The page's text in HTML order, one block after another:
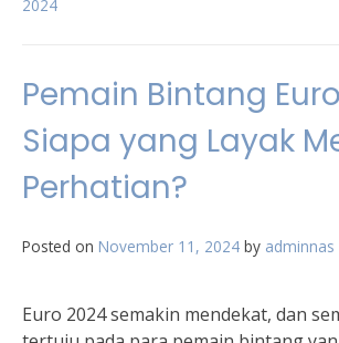
2024
Pemain Bintang
Siapa yang Layak
Perhatian?
Posted on November 11, 2024 by adminnas
Euro 2024 semakin mendekat, dan